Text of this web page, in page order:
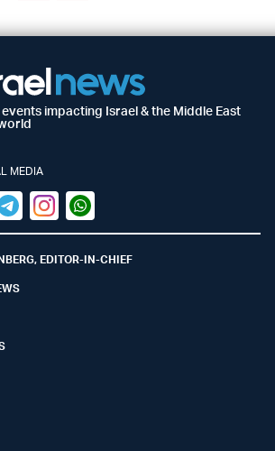
impacting Israel & the Middle East
MEDIA
(X)InstagramWhatsapp
EDITOR-IN-CHIEF